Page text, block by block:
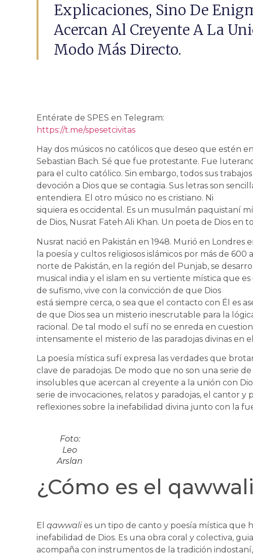
Explicaciones, Sino De
Acercan Al Creyente A La
Modo Más Directo.
Entérate de SPES en Telegram:
https://t.me/spesetcivitas
Hay dos músicos no católicos que deseo que estén
Sebastian Bach. Sé que fue protestante. Fue
para el culto católico. Sin embargo, todos sus
devoción a Dios que se contagia. Sus letras son
entendiera. El otro músico no es cristiano. Ni
siquiera es occidental. Es un musulmán paquistaní
de Dios, Nusrat Fateh Ali Khan. Un poeta de Dios en
Nusrat nació en Pakistán en 1948. Murió en Londres
la poesía y cultos religiosos islámicos por más de 600
norte de Pakistán, en la región del Punjab, se
musical india y el islam en su vertiente mística que
de sufismo, vive con la convicción de que Dios
está siempre cerca, o sea que el contacto con Él es
de que Dios sea un misterio inescrutable para la
racional. De tal modo el sufí no se enreda en
intensamente el misterio de las paradojas divinas en
La poesía mística sufí expresa las verdades que
clave de paradojas. De modo que no son una serie
insolubles que acercan al creyente a la unión con
serie de invocaciones, relatos y paradojas, el cantor
reflexiones sobre la inefabilidad divina junto con la
Foto:
Leo
Arslan
¿Cómo es el
El qawwalies un tipo de canto y poesía mística que
inefabilidad de Dios. Es una obra coral y colectiva,
acompaña con instrumentos de la tradición